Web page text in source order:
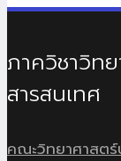
ภาควิชาวิท
สารสนเทศ
คณะวิทยาศาสต